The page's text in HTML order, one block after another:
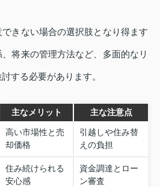
きない場合の選択肢となり得ます
将来の管理方法など、多面的なリ
する必要があります。
主なメリット 主な注意点
高い市場性と売
却価格
引越しや住み替
えの負担
住み続けられる
安心感
資金調達とロー
ン審査